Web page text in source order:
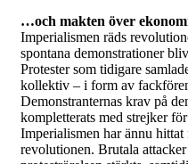
…och makten över
Imperialismen räds
spontana demonstrationer
Protester som tidigare
kollektiv – i form av
Demonstranternas krav på
kompletterats med strejker
Imperialismen har ännu
revolutionen. Brutala